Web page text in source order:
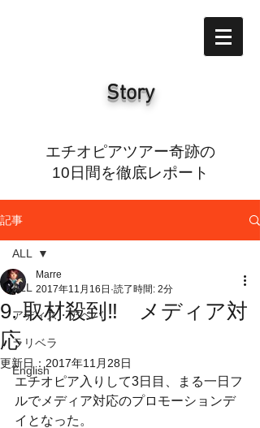
Story
エチオピアツアー奇跡の
10日間を徹底レポート
記事
ALL
アディス・アベバ
ラリベラ
English
ALL
9. 取材殺到‼️ メディア対
応
Marre
2017年11月16日 読了時間: 2分
更新日： 2017年11月28日
エチオピア入りして3日目、まる一日フ
ルでメディア対応のプロモーションデ
イとなった。